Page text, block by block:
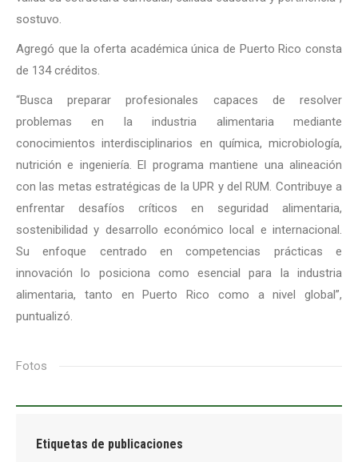
sostuvo.
Agregó que la oferta académica única de Puerto Rico consta
de 134 créditos.
“Busca preparar profesionales capaces de resolver
problemas en la industria alimentaria mediante
conocimientos interdisciplinarios en química, microbiología,
nutrición e ingeniería. El programa mantiene una alineación
con las metas estratégicas de la UPR y del RUM. Contribuye a
enfrentar desafíos críticos en seguridad alimentaria,
sostenibilidad y desarrollo económico local e internacional.
Su enfoque centrado en competencias prácticas e
innovación lo posiciona como esencial para la industria
alimentaria, tanto en Puerto Rico como a nivel global”,
puntualizó.
Fotos
Etiquetas de publicaciones